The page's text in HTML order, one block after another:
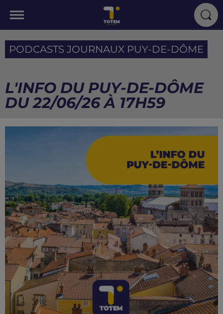
PODCASTS JOURNAUX PUY-DE-DÔME
L'INFO DU PUY-DE-DÔME
DU 22/06/26 À 17H59